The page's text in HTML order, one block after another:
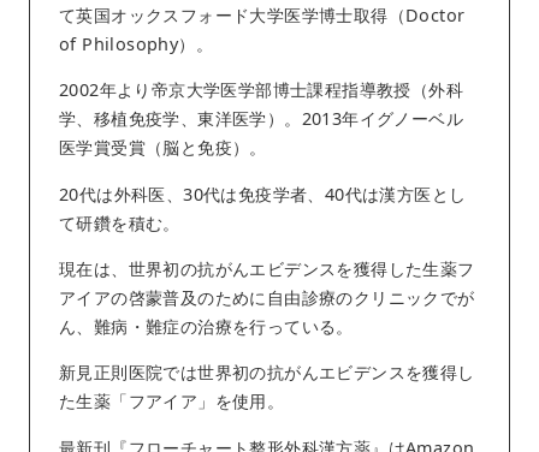
て英国オックスフォード大学医学博士取得（Doctor
of Philosophy）。
2002年より帝京大学医学部博士課程指導教授（外科
学、移植免疫学、東洋医学）。2013年イグノーベル
医学賞受賞（脳と免疫）。
20代は外科医、30代は免疫学者、40代は漢方医とし
て研鑽を積む。
現在は、世界初の抗がんエビデンスを獲得した生薬フ
アイアの啓蒙普及のために自由診療のクリニックでが
ん、難病・難症の治療を行っている。
新見正則医院では世界初の抗がんエビデンスを獲得し
た生薬「フアイア」を使用。